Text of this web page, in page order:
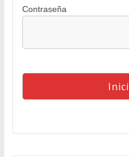
Contraseña